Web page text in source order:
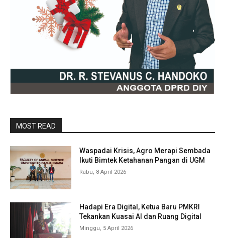
MOST READ
Waspadai Krisis, Agro Merapi Sembada
Ikuti Bimtek Ketahanan Pangan di UGM
Rabu, 8 April 2026
Hadapi Era Digital, Ketua Baru PMKRI
Tekankan Kuasai AI dan Ruang Digital
Minggu, 5 April 2026